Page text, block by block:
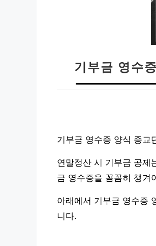
기부금 영수
기부금 영수증 양식 종교
연말정산 시 기부금 공제
금 영수증을 꼼꼼히 챙겨
아래에서 기부금 영수증
니다.